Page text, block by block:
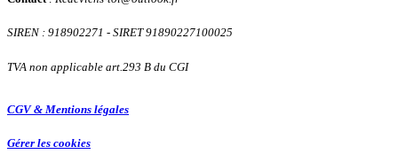
SIREN : 918902271 - SIRET 91890227100025
TVA non applicable art.293 B du CGI
CGV & Mentions légales
Gérer les cookies